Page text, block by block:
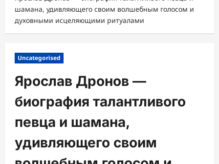
шамана, удивляющего своим волшебным голосом и
духовными исцеляющими ритуалами
Uncategorised
Ярослав Дронов —
биография талантливого
певца и шамана,
удивляющего своим